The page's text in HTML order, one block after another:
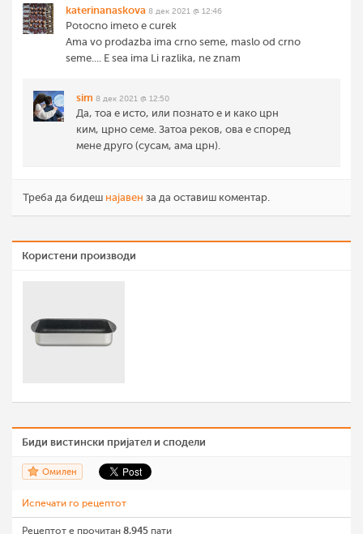
katerinanaskova 8 дек 2021 @ 12:46
Potocno imeto e curek
Ama vo prodazba ima crno seme, maslo od crno
seme.... E sea ima Li razlika, ne znam
sim 8 дек 2021 @ 12:50
Да, тоа е исто, или познато е и како црн
ким, црно семе. Затоа реков, ова е според
мене друго (сусам, ама црн).
Треба да бидеш најавен за да оставиш коментар.
Користени производи
Биди вистински пријател и сподели
Омилен
Испечати го рецептот
Рецептот е прочитан 8,945 пати